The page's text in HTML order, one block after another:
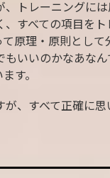
トレーニングには
すべての項目を
原理・原則とし
いいのかなあな
す。
、すべて正確に